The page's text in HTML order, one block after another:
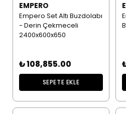
EMPERO
Empero Set Altı Buzdolabı
- Derin Çekmeceli
2400x600x650
₺ 108,855.00
SEPETE EKLE